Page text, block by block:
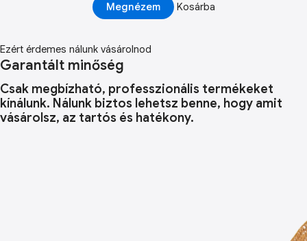
Megnézem Kosárba
Ezért érdemes nálunk vásárolnod
Garantált minőség
Csak megbízható, professzionális termékeket
kínálunk. Nálunk biztos lehetsz benne, hogy amit
vásárolsz, az tartós és hatékony.